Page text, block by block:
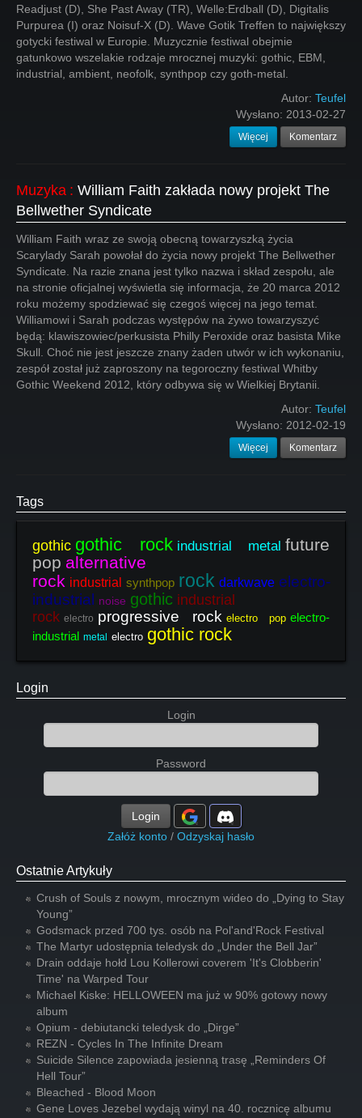
Readjust (D), She Past Away (TR), Welle:Erdball (D), Digitalis
Purpurea (I) oraz Noisuf-X (D). Wave Gotik Treffen to największy
gotycki festiwal w Europie. Muzycznie festiwal obejmie
gatunkowo wszelakie rodzaje mrocznej muzyki: gothic, EBM,
industrial, ambient, neofolk, synthpop czy goth-metal.
Autor: Teufel
Wysłano: 2013-02-27
Więcej Komentarz
Muzyka : William Faith zakłada nowy projekt The
Bellwether Syndicate
William Faith wraz ze swoją obecną towarzyszką życia
Scarylady Sarah powołał do życia nowy projekt The Bellwether
Syndicate. Na razie znana jest tylko nazwa i skład zespołu, ale
na stronie oficjalnej wyświetla się informacja, że 20 marca 2012
roku możemy spodziewać się czegoś więcej na jego temat.
Williamowi i Sarah podczas występów na żywo towarzyszyć
będą: klawiszowiec/perkusista Philly Peroxide oraz basista Mike
Skull. Choć nie jest jeszcze znany żaden utwór w ich wykonaniu,
zespół został już zaproszony na tegoroczny festiwal Whitby
Gothic Weekend 2012, który odbywa się w Wielkiej Brytanii.
Autor: Teufel
Wysłano: 2012-02-19
Więcej Komentarz
Tags
gothic gothic rock industrial metal future
pop alternative
rock industrial synthpop rock darkwave electro-
industrial
noise gothic industrial
rock electro progressive rock electro pop electro-
industrial metal electro gothic rock
Login
Login
Password
Login
Załóż konto / Odzyskaj hasło
Ostatnie Artykuły
Crush of Souls z nowym, mrocznym wideo do „Dying to Stay
Young”
Godsmack przed 700 tys. osób na Pol'and'Rock Festival
The Martyr udostępnia teledysk do „Under the Bell Jar”
Drain oddaje hołd Lou Kollerowi coverem 'It's Clobberin'
Time' na Warped Tour
Michael Kiske: HELLOWEEN ma już w 90% gotowy nowy
album
Opium - debiutancki teledysk do „Dirge”
REZN - Cycles In The Infinite Dream
Suicide Silence zapowiada jesienną trasę „Reminders Of
Hell Tour”
Bleached - Blood Moon
Gene Loves Jezebel wydają winyl na 40. rocznicę albumu